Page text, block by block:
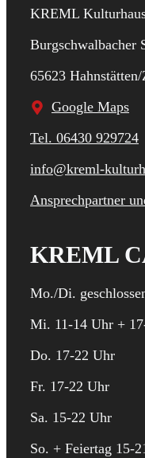
KREML
Burgschwalbacher
65623
Google Maps
Tel. 06430 929724
info@kreml-
Ansprechpartner
KREML
Mo./Di.
Mi. 11-14 Uhr +
Do. 17-22 Uhr
Fr. 17-22 Uhr
Sa. 15-22 Uhr
So. + Feiertag 15-